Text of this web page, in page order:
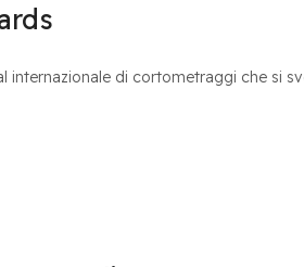
internazionale di cortometraggi che si